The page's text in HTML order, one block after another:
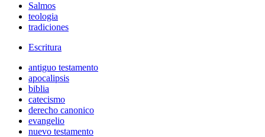
Salmos
teologia
tradiciones
Escritura
antiguo testamento
apocalipsis
biblia
catecismo
derecho canonico
evangelio
nuevo testamento